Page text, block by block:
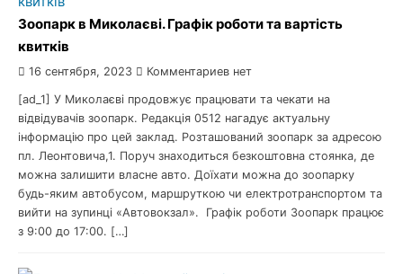
Зоопарк в Миколаєві. Графік роботи та вартість
квитків
16 сентября, 2023 Комментариев нет
[ad_1] У Миколаєві продовжує працювати та чекати на
відвідувачів зоопарк. Редакція 0512 нагадує актуальну
інформацію про цей заклад. Розташований зоопарк за адресою
пл. Леонтовича,1. Поруч знаходиться безкоштовна стоянка, де
можна залишити власне авто. Доїхати можна до зоопарку
будь-яким автобусом, маршруткою чи електротранспортом та
вийти на зупинці «Автовокзал». Графік роботи Зоопарк працює
з 9:00 до 17:00. […]